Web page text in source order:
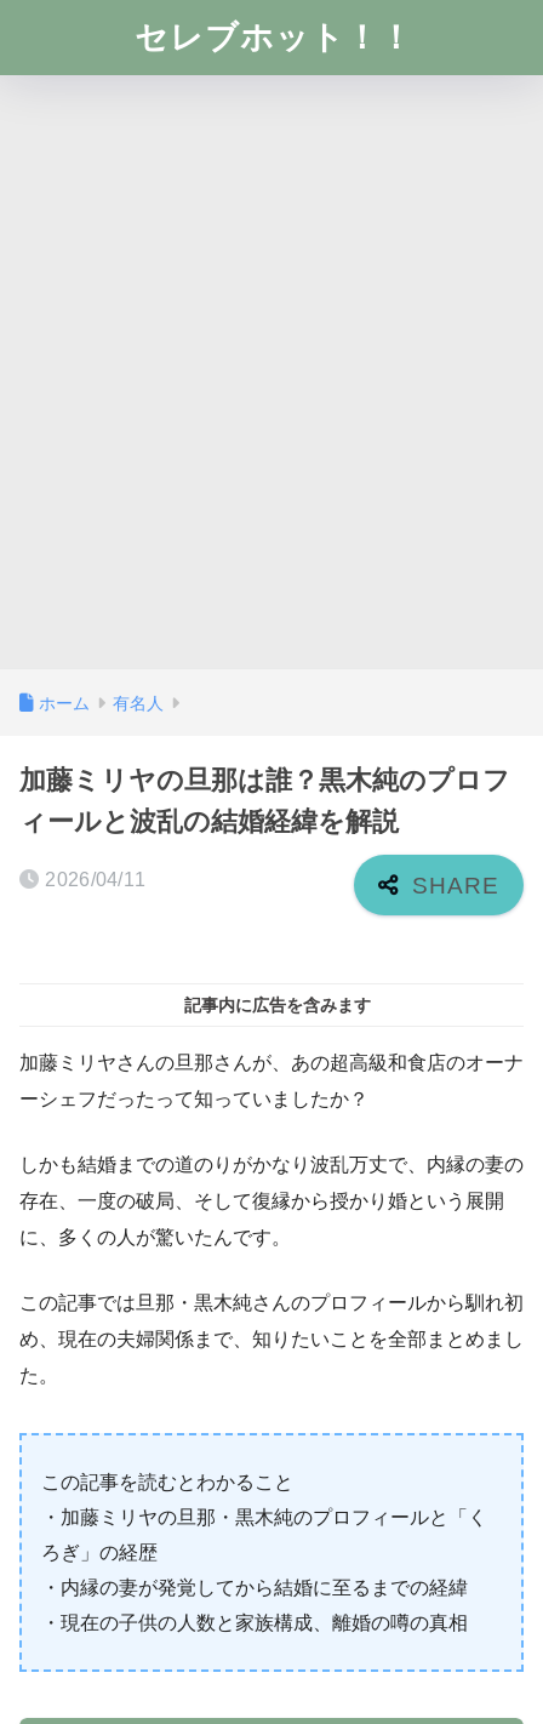
セレブホット！！
ホーム 有名人
加藤ミリヤの旦那は誰？黒木純のプロフ
ィールと波乱の結婚経緯を解説
2026/04/11
記事内に広告を含みます
加藤ミリヤさんの旦那さんが、あの超高級和食店のオーナ
ーシェフだったって知っていましたか？
しかも結婚までの道のりがかなり波乱万丈で、内縁の妻の
存在、一度の破局、そして復縁から授かり婚という展開
に、多くの人が驚いたんです。
この記事では旦那・黒木純さんのプロフィールから馴れ初
め、現在の夫婦関係まで、知りたいことを全部まとめまし
た。
この記事を読むとわかること
・加藤ミリヤの旦那・黒木純のプロフィールと「く
ろぎ」の経歴
・内縁の妻が発覚してから結婚に至るまでの経緯
・現在の子供の人数と家族構成、離婚の噂の真相